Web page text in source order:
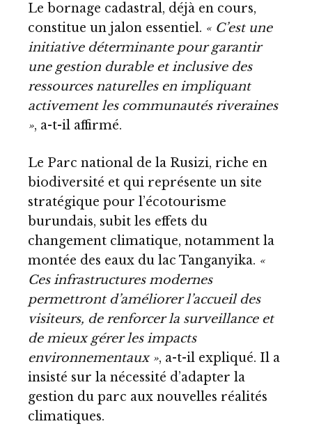
Le bornage cadastral, déjà en cours,
constitue un jalon essentiel. « C’est une
initiative déterminante pour garantir
une gestion durable et inclusive des
ressources naturelles en impliquant
activement les communautés riveraines
», a-t-il affirmé.
Le Parc national de la Rusizi, riche en
biodiversité et qui représente un site
stratégique pour l’écotourisme
burundais, subit les effets du
changement climatique, notamment la
montée des eaux du lac Tanganyika. «
Ces infrastructures modernes
permettront d’améliorer l’accueil des
visiteurs, de renforcer la surveillance et
de mieux gérer les impacts
environnementaux », a-t-il expliqué. Il a
insisté sur la nécessité d’adapter la
gestion du parc aux nouvelles réalités
climatiques.